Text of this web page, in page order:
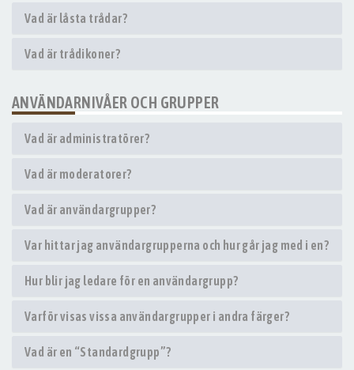
Vad är låsta trådar?
Vad är trådikoner?
ANVÄNDARNIVÅER OCH GRUPPER
Vad är administratörer?
Vad är moderatorer?
Vad är användargrupper?
Var hittar jag användargrupperna och hur går jag med i en?
Hur blir jag ledare för en användargrupp?
Varför visas vissa användargrupper i andra färger?
Vad är en “Standardgrupp”?